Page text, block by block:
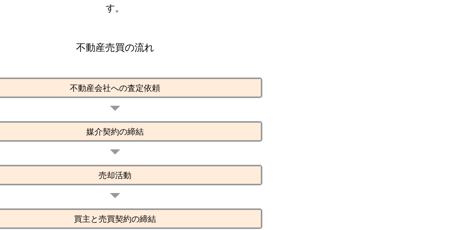
す。
不動産売買の流れ
不動産会社への査定依頼
媒介契約の締結
売却活動
買主と売買契約の締結